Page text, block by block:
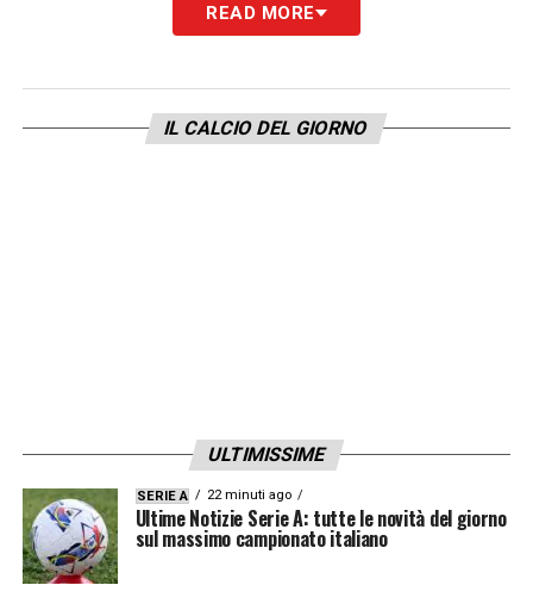
abbiamo tanta strada davanti. Ci sono tante
fa lavorare sugli aspetti da migliorare. Non è
il momento di raccogliere ma di seminare.
READ MORE
IL CALCIO DEL GIORNO
ULTIMISSIME
SERIE A 22 minuti ago
Ultime Notizie Serie A: tutte le novità del giorno
sul massimo campionato italiano